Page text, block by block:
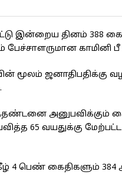
இன்றைய தினம் 388
காமினி பீ
மூலம் ஜனாதிபதிக்கு
அனுபவிக்கும்
65 வயதுக்கு
4 பெண் கைதிகளும்